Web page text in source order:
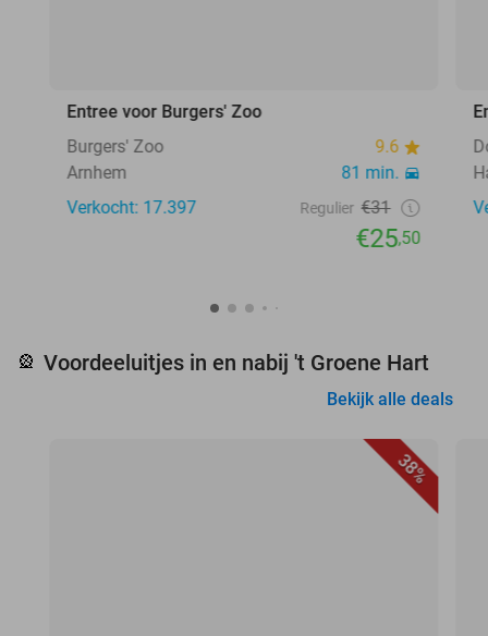
Entree voor Burgers' Zoo
Burgers' Zoo
9.6
Arnhem
81 min.
Verkocht: 17.397
Regulier €31
€25,50
🎡 Voordeeluitjes in en nabij 't Groene Hart
Bekijk alle deals
38%